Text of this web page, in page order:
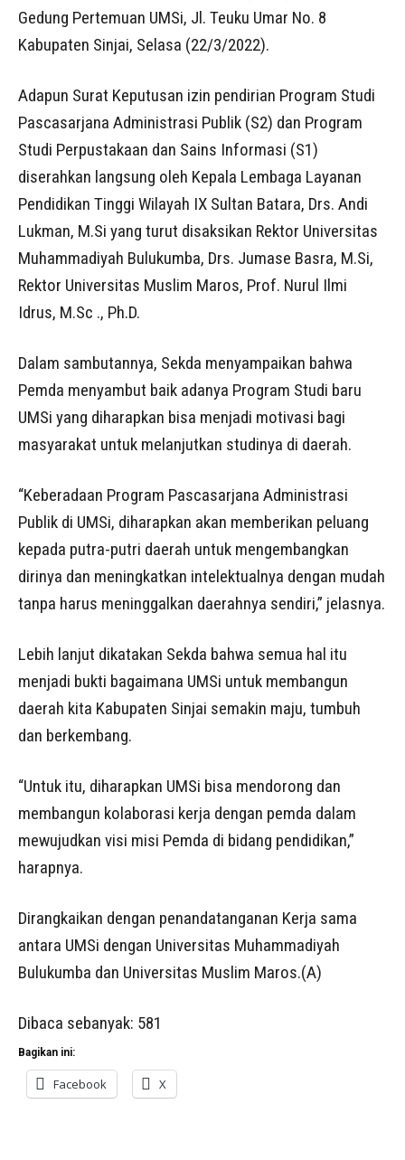
Gedung Pertemuan UMSi, Jl. Teuku Umar No. 8
Kabupaten Sinjai, Selasa (22/3/2022).
Adapun Surat Keputusan izin pendirian Program Studi
Pascasarjana Administrasi Publik (S2) dan Program
Studi Perpustakaan dan Sains Informasi (S1)
diserahkan langsung oleh Kepala Lembaga Layanan
Pendidikan Tinggi Wilayah IX Sultan Batara, Drs. Andi
Lukman, M.Si yang turut disaksikan Rektor Universitas
Muhammadiyah Bulukumba, Drs. Jumase Basra, M.Si,
Rektor Universitas Muslim Maros, Prof. Nurul Ilmi
Idrus, M.Sc ., Ph.D.
Dalam sambutannya, Sekda menyampaikan bahwa
Pemda menyambut baik adanya Program Studi baru
UMSi yang diharapkan bisa menjadi motivasi bagi
masyarakat untuk melanjutkan studinya di daerah.
“Keberadaan Program Pascasarjana Administrasi
Publik di UMSi, diharapkan akan memberikan peluang
kepada putra-putri daerah untuk mengembangkan
dirinya dan meningkatkan intelektualnya dengan mudah
tanpa harus meninggalkan daerahnya sendiri,” jelasnya.
Lebih lanjut dikatakan Sekda bahwa semua hal itu
menjadi bukti bagaimana UMSi untuk membangun
daerah kita Kabupaten Sinjai semakin maju, tumbuh
dan berkembang.
“Untuk itu, diharapkan UMSi bisa mendorong dan
membangun kolaborasi kerja dengan pemda dalam
mewujudkan visi misi Pemda di bidang pendidikan,”
harapnya.
Dirangkaikan dengan penandatanganan Kerja sama
antara UMSi dengan Universitas Muhammadiyah
Bulukumba dan Universitas Muslim Maros.(A)
Dibaca sebanyak: 581
Bagikan ini:
Facebook X